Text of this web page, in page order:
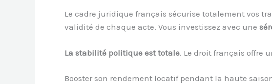
Le cadre juridique français sécurise totalement vos
validité de chaque acte. Vous investissez avec une
La stabilité politique est totale. Le droit français offre
Booster son rendement locatif pendant la haute